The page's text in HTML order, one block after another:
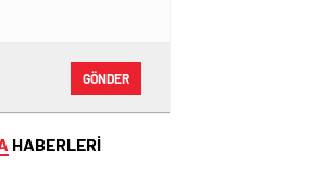
GÖNDER
HABERLERİ